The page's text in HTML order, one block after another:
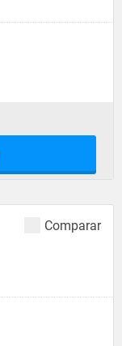
Comparar